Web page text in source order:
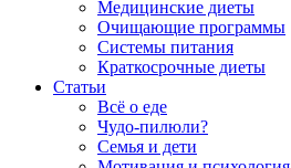
Медицинские диеты
Очищающие программы
Системы питания
Краткосрочные диеты
Статьи
Всё о еде
Чудо-пилюли?
Семья и дети